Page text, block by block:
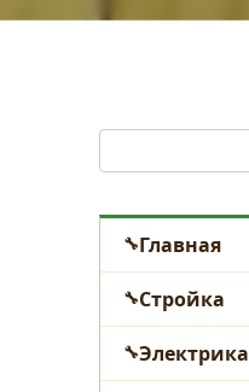
Главная
Стройка
Электрика